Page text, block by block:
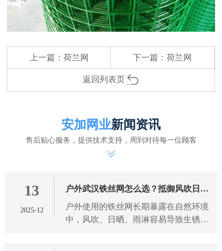
上一篇： 荷兰网 下一篇：荷兰网
返回列表页
安加网业新闻资讯
售后贴心服务，提供技术支持，周到对待每一位顾客
13
2025-12
户外武汉铁丝网怎么选？抵御风吹日晒
雨淋有技巧
户外使用的铁丝网长期暴露在自然环境
中，风吹、日晒、雨淋容易导致生锈、